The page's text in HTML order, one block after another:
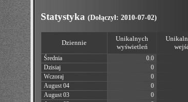
Statystyka (Dołączył: 2010-07-02)
Dziennie
Unikalnych
wyświetleń
Średnia 0.0
Dzisiaj
0
Wczoraj
0
August 04
0
August 03
0